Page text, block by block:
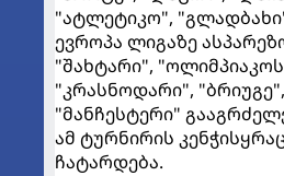
"ატლეტიკო",
ევროპა ლიგაზე
"შახტარი",
"კრასნოდარი",
"მანჩესტერი"
ამ ტურნირის
ჩატარდება.